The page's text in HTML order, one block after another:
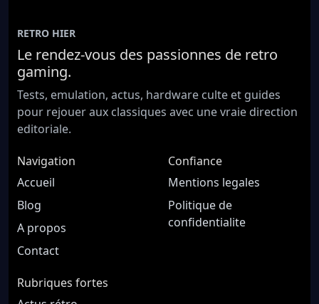
RETRO HIER
Le rendez-vous des passionnes de retro
gaming.
Tests, emulation, actus, hardware culte et guides
pour rejouer aux classiques avec une vraie direction
editoriale.
Navigation
Accueil
Blog
A propos
Contact
Confiance
Mentions legales
Politique de
confidentialite
Rubriques fortes